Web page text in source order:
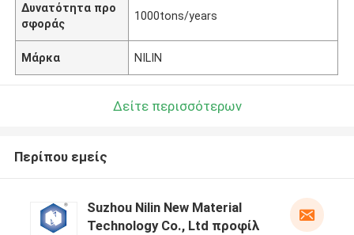
Δυνατότητα προ
σφοράς
1000tons/years
Μάρκα NILIN
Δείτε περισσότερων
Περίπου εμείς
Suzhou Nilin New Material
Technology Co., Ltd προφίλ